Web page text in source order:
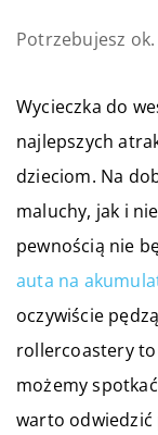
Potrzebujesz
Wycieczka do
najlepszych
dzieciom. Na
maluchy, jak i
pewnością nie
auta na
oczywiście
rollercoastery
możemy
warto